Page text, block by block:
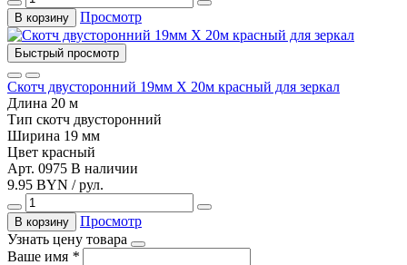
В корзину Просмотр
Быстрый просмотр
Скотч двусторонний 19мм Х 20м красный для зеркал
Длина 20 м
Тип скотч двусторонний
Ширина 19 мм
Цвет красный
Арт. 0975 В наличии
9.95 BYN / рул.
В корзину
Просмотр
Узнать цену товара
Ваше имя *